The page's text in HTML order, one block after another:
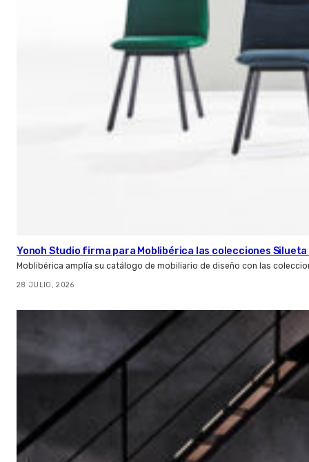
Yonoh Studio firma para Moblibérica las colecciones Silueta
Moblibérica amplía su catálogo de mobiliario de diseño con las
28 JULIO, 2026